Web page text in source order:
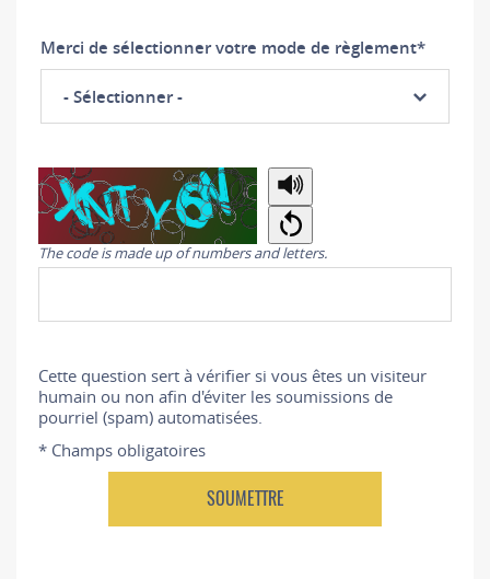
Merci de sélectionner votre mode de règlement*
- Sélectionner -
Copy
the
code
The code is made up of numbers and letters.
Cette question sert à vérifier si vous êtes un visiteur
humain ou non afin d'éviter les soumissions de
pourriel (spam) automatisées.
* Champs obligatoires